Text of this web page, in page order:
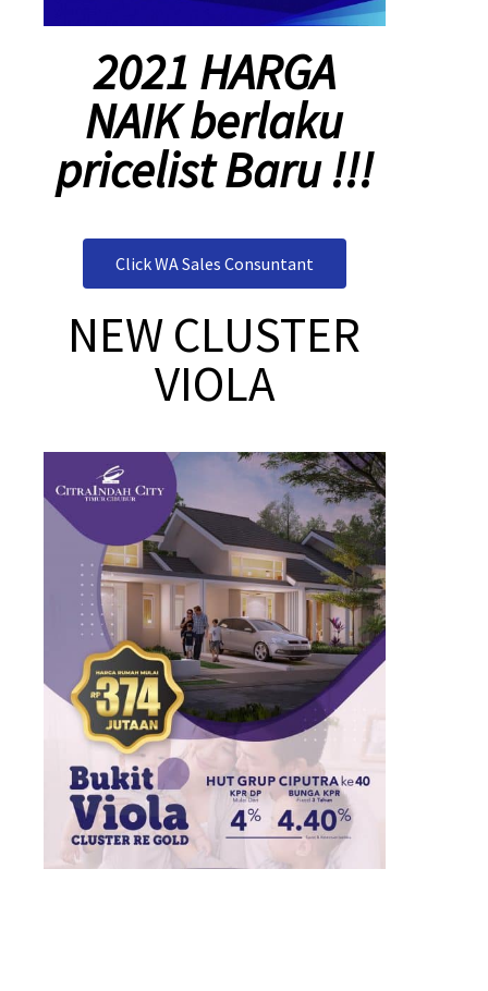
2021 HARGA NAIK
berlaku pricelist
Baru !!!
Click WA Sales Consuntant
NEW CLUSTER
VIOLA